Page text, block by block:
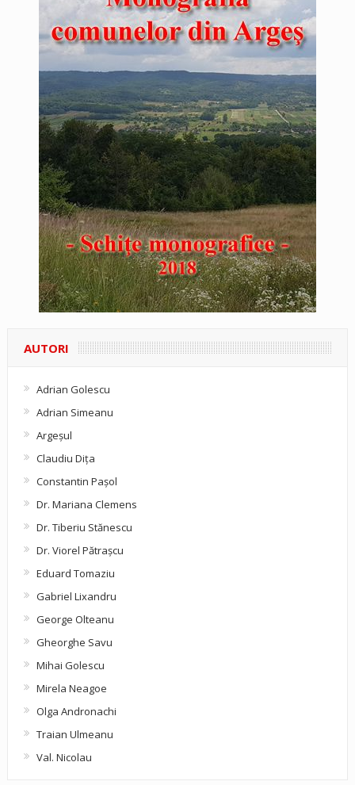
AUTORI
Adrian Golescu
Adrian Simeanu
Argeşul
Claudiu Diţa
Constantin Pașol
Dr. Mariana Clemens
Dr. Tiberiu Stănescu
Dr. Viorel Pătraşcu
Eduard Tomaziu
Gabriel Lixandru
George Olteanu
Gheorghe Savu
Mihai Golescu
Mirela Neagoe
Olga Andronachi
Traian Ulmeanu
Val. Nicolau